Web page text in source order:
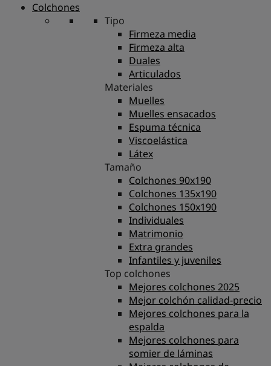
Colchones
Tipo
Firmeza media
Firmeza alta
Duales
Articulados
Materiales
Muelles
Muelles ensacados
Espuma técnica
Viscoelástica
Látex
Tamaño
Colchones 90x190
Colchones 135x190
Colchones 150x190
Individuales
Matrimonio
Extra grandes
Infantiles y juveniles
Top colchones
Mejores colchones 2025
Mejor colchón calidad-precio
Mejores colchones para la
espalda
Mejores colchones para
somier de láminas